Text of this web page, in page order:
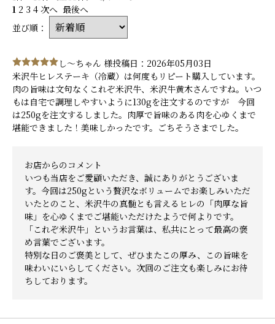
1 2 3 4 次へ 最後へ
並び順：
し～ちゃん 様投稿日：2026年05月03日
米沢牛ヒレステーキ（冷蔵）は何度もリピート購入しています。
肉の旨味は文句なくこれぞ米沢牛、米沢牛黄木さんですね。いつ
もは自宅で調理しやすいように130gを注文するのですが 今回
は250gを注文するしました。肉厚で旨味のある肉を心ゆくまで
堪能できました！美味しかったです。ごちそうさまでした。
お店からのコメント
いつも当店をご愛顧いただき、誠にありがとうございま
す。今回は250gという贅沢なボリュームでお楽しみいただ
いたとのこと、米沢牛の真髄とも言えるヒレの「肉厚な旨
味」を心ゆくまでご堪能いただけたようで何よりです。
「これぞ米沢牛」というお言葉は、私共にとって最高の褒
め言葉でございます。
特別な日のご褒美として、ぜひまたこの厚み、この旨味を
味わいにいらしてください。次回のご注文も楽しみにお待
ちしております。